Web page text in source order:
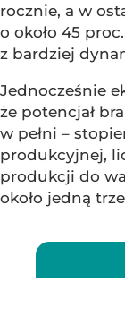
rocznie, a w
o około 45
z bardziej
Jednocześnie
że potencjał
w pełni –
produkcyjnej,
produkcji do
około jedną